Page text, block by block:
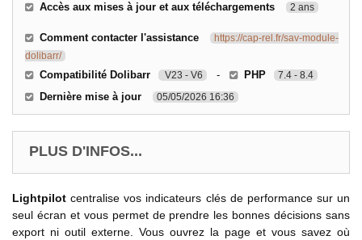
Accès aux mises à jour et aux téléchargements 2 ans
Comment contacter l'assistance
https://cap-rel.fr/sav-module-
dolibarr/
Compatibilité Dolibarr V23 - V6 - PHP 7.4 - 8.4
Dernière mise à jour 05/05/2026 16:36
PLUS D'INFOS...
Lightpilot centralise vos indicateurs clés de performance sur un
seul écran et vous permet de prendre les bonnes décisions sans
export ni outil externe. Vous ouvrez la page et vous savez où